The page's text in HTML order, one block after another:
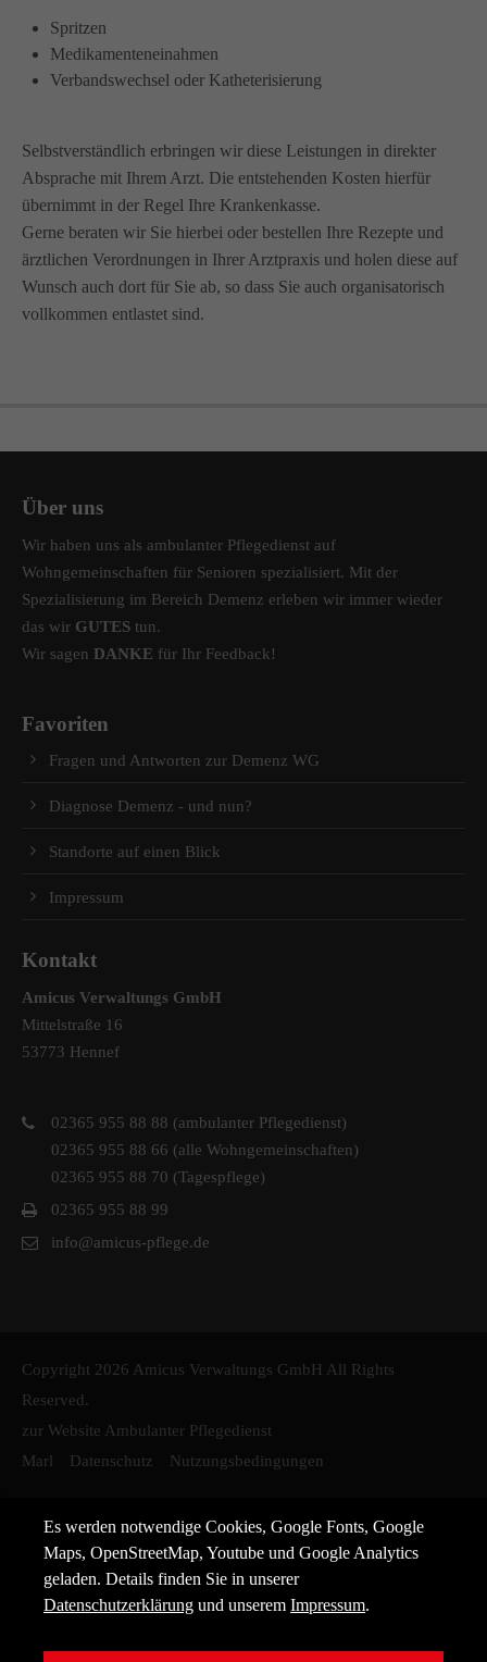
Lipper Weg 11a
45770 Marl
02365 955 88 88
Schreiben Sie uns per Email
info@amicus-pflege.de
Spritzen
Medikamenteneinahmen
Verbandswechsel oder Katheterisierung
Selbstverständlich erbringen wir diese Leistungen in direkter
Absprache mit Ihrem Arzt. Die entstehenden Kosten hierfür
übernimmt in der Regel Ihre Krankenkasse.
Gerne beraten wir Sie hierbei oder bestellen Ihre Rezepte und
ärztlichen Verordnungen in Ihrer Arztpraxis und holen diese auf
Wunsch auch dort für Sie ab, so dass Sie auch organisatorisch
vollkommen entlastet sind.
Über uns
Wir haben uns als ambulanter Pflegedienst auf
Wohngemeinschaften für Senioren spezialisiert. Mit der
Spezialisierung im Bereich Demenz erleben wir immer wieder
das wir GUTES tun.
Wir sagen DANKE für Ihr Feedback!
Favoriten
Fragen und Antworten zur Demenz WG
Diagnose Demenz - und nun?
Standorte auf einen Blick
Impressum
Kontakt
Amicus Verwaltungs GmbH
Mittelstraße 16
53773 Hennef
02365 955 88 88 (ambulanter Pflegedienst)
02365 955 88 66 (alle Wohngemeinschaften)
02365 955 88 70 (Tagespflege)
02365 955 88 99
info@amicus-pflege.de
Copyright 2026 Amicus Verwaltungs GmbH All Rights
Reserved.
zur Website Ambulanter Pflegedienst
Marl
Datenschutz Nutzungsbedingungen
Es werden notwendige Cookies, Google Fonts, Google
Maps, OpenStreetMap, Youtube und Google Analytics
geladen. Details finden Sie in unserer
Datenschutzerklärung und unseremImpressum.